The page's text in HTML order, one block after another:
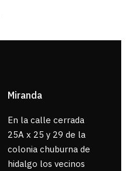
Miranda
En la calle cerrada
25A x 25 y 29 de la
colonia chuburna de
hidalgo los vecinos